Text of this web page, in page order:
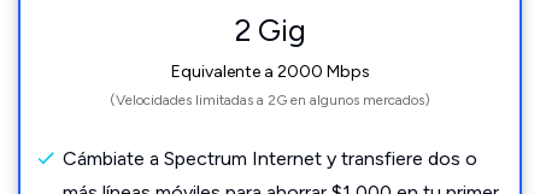
2 Gig
Equivalente a 2000 Mbps
(Velocidades limitadas a 2G en algunos mercados)
Cámbiate a Spectrum Internet y transfiere dos o